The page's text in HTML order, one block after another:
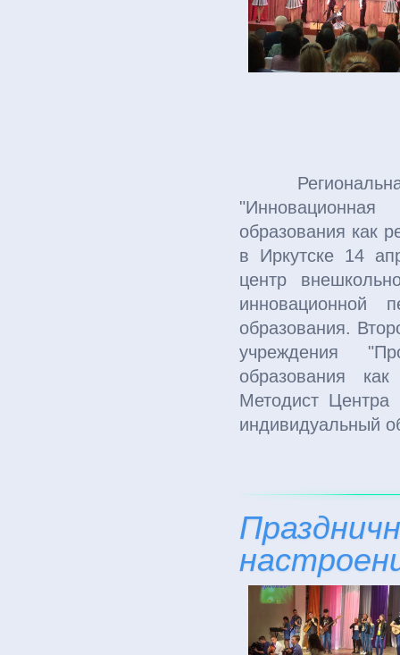
Региональная
образования как
в Иркутске 14
центр
инновационной
образования.
учреждения
образования
Методист
индивидуальный